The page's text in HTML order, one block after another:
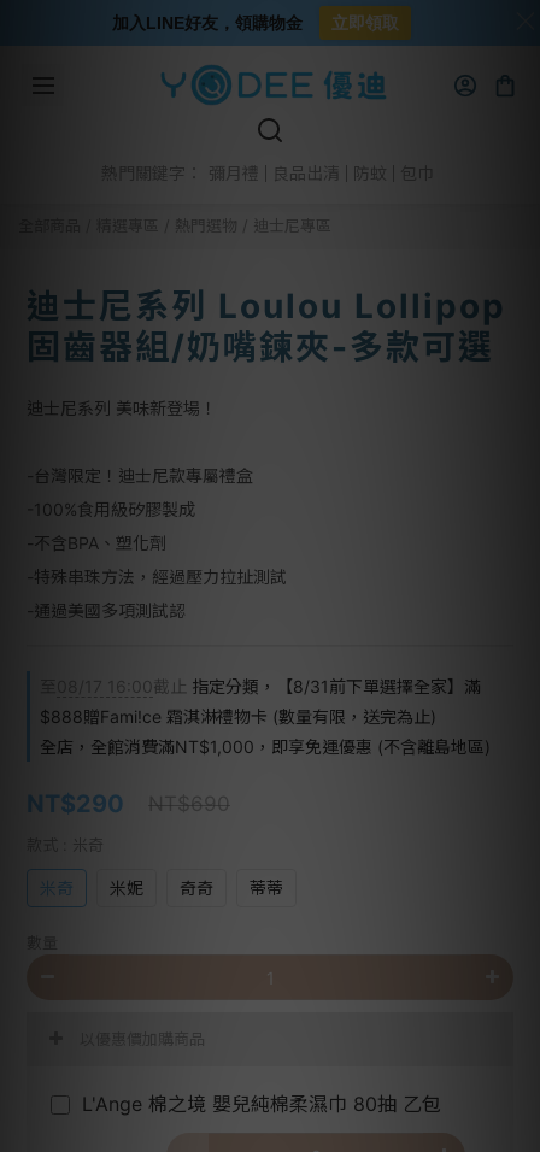
熱門關鍵字： 彌月禮 良品出清 防蚊
熱門選物 / 迪士尼專區
迪士尼系列 Loulou Lollipop
固齒器組/奶嘴鍊夾-多款可選
迪士尼系列 美味新登場！
-台灣限定！迪士尼款專屬禮盒
-100%食用級矽膠製成
-不含BPA、塑化劑
-特殊串珠方法，經過壓力拉扯測試
-通過美國多項測試認
08/17 16:00截止 指定分類，【8/31前下單選擇全家】滿
$888贈Fami!ce 霜淇淋禮物卡 (數量有限，送完為止)
全店，全館消費滿NT$1,000，即享免運優惠 (不含離島地區)
NT$290 NT$690
: 米奇
米奇 米妮 奇奇 蒂蒂
以優惠價加購商品
L'Ange 棉之境 嬰兒純棉柔濕巾 80抽 乙包
加入LINE好友，領購物金 立即領取